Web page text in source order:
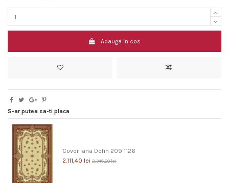
Adauga in cos
S-ar putea sa-ti placa
Covor lana Dofin 209 1126
2.111,40 lei 2.346,00 lei